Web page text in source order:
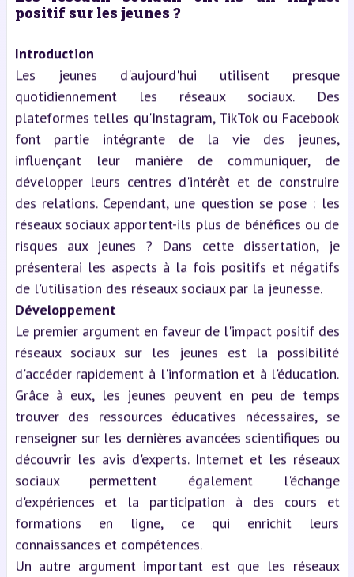
positif sur les jeunes ?
Introduction
Les jeunes d'aujourd'hui utilisent presque
quotidiennement les réseaux sociaux. Des
plateformes telles qu'Instagram, TikTok ou Facebook
font partie intégrante de la vie des jeunes,
influençant leur manière de communiquer, de
développer leurs centres d'intérêt et de construire
des relations. Cependant, une question se pose : les
réseaux sociaux apportent-ils plus de bénéfices ou de
risques aux jeunes ? Dans cette dissertation, je
présenterai les aspects à la fois positifs et négatifs
de l'utilisation des réseaux sociaux par la jeunesse.
Développement
Le premier argument en faveur de l'impact positif des
réseaux sociaux sur les jeunes est la possibilité
d'accéder rapidement à l'information et à l'éducation.
Grâce à eux, les jeunes peuvent en peu de temps
trouver des ressources éducatives nécessaires, se
renseigner sur les dernières avancées scientifiques ou
découvrir les avis d'experts. Internet et les réseaux
sociaux permettent également l'échange
d'expériences et la participation à des cours et
formations en ligne, ce qui enrichit leurs
connaissances et compétences.
Un autre argument important est que les réseaux